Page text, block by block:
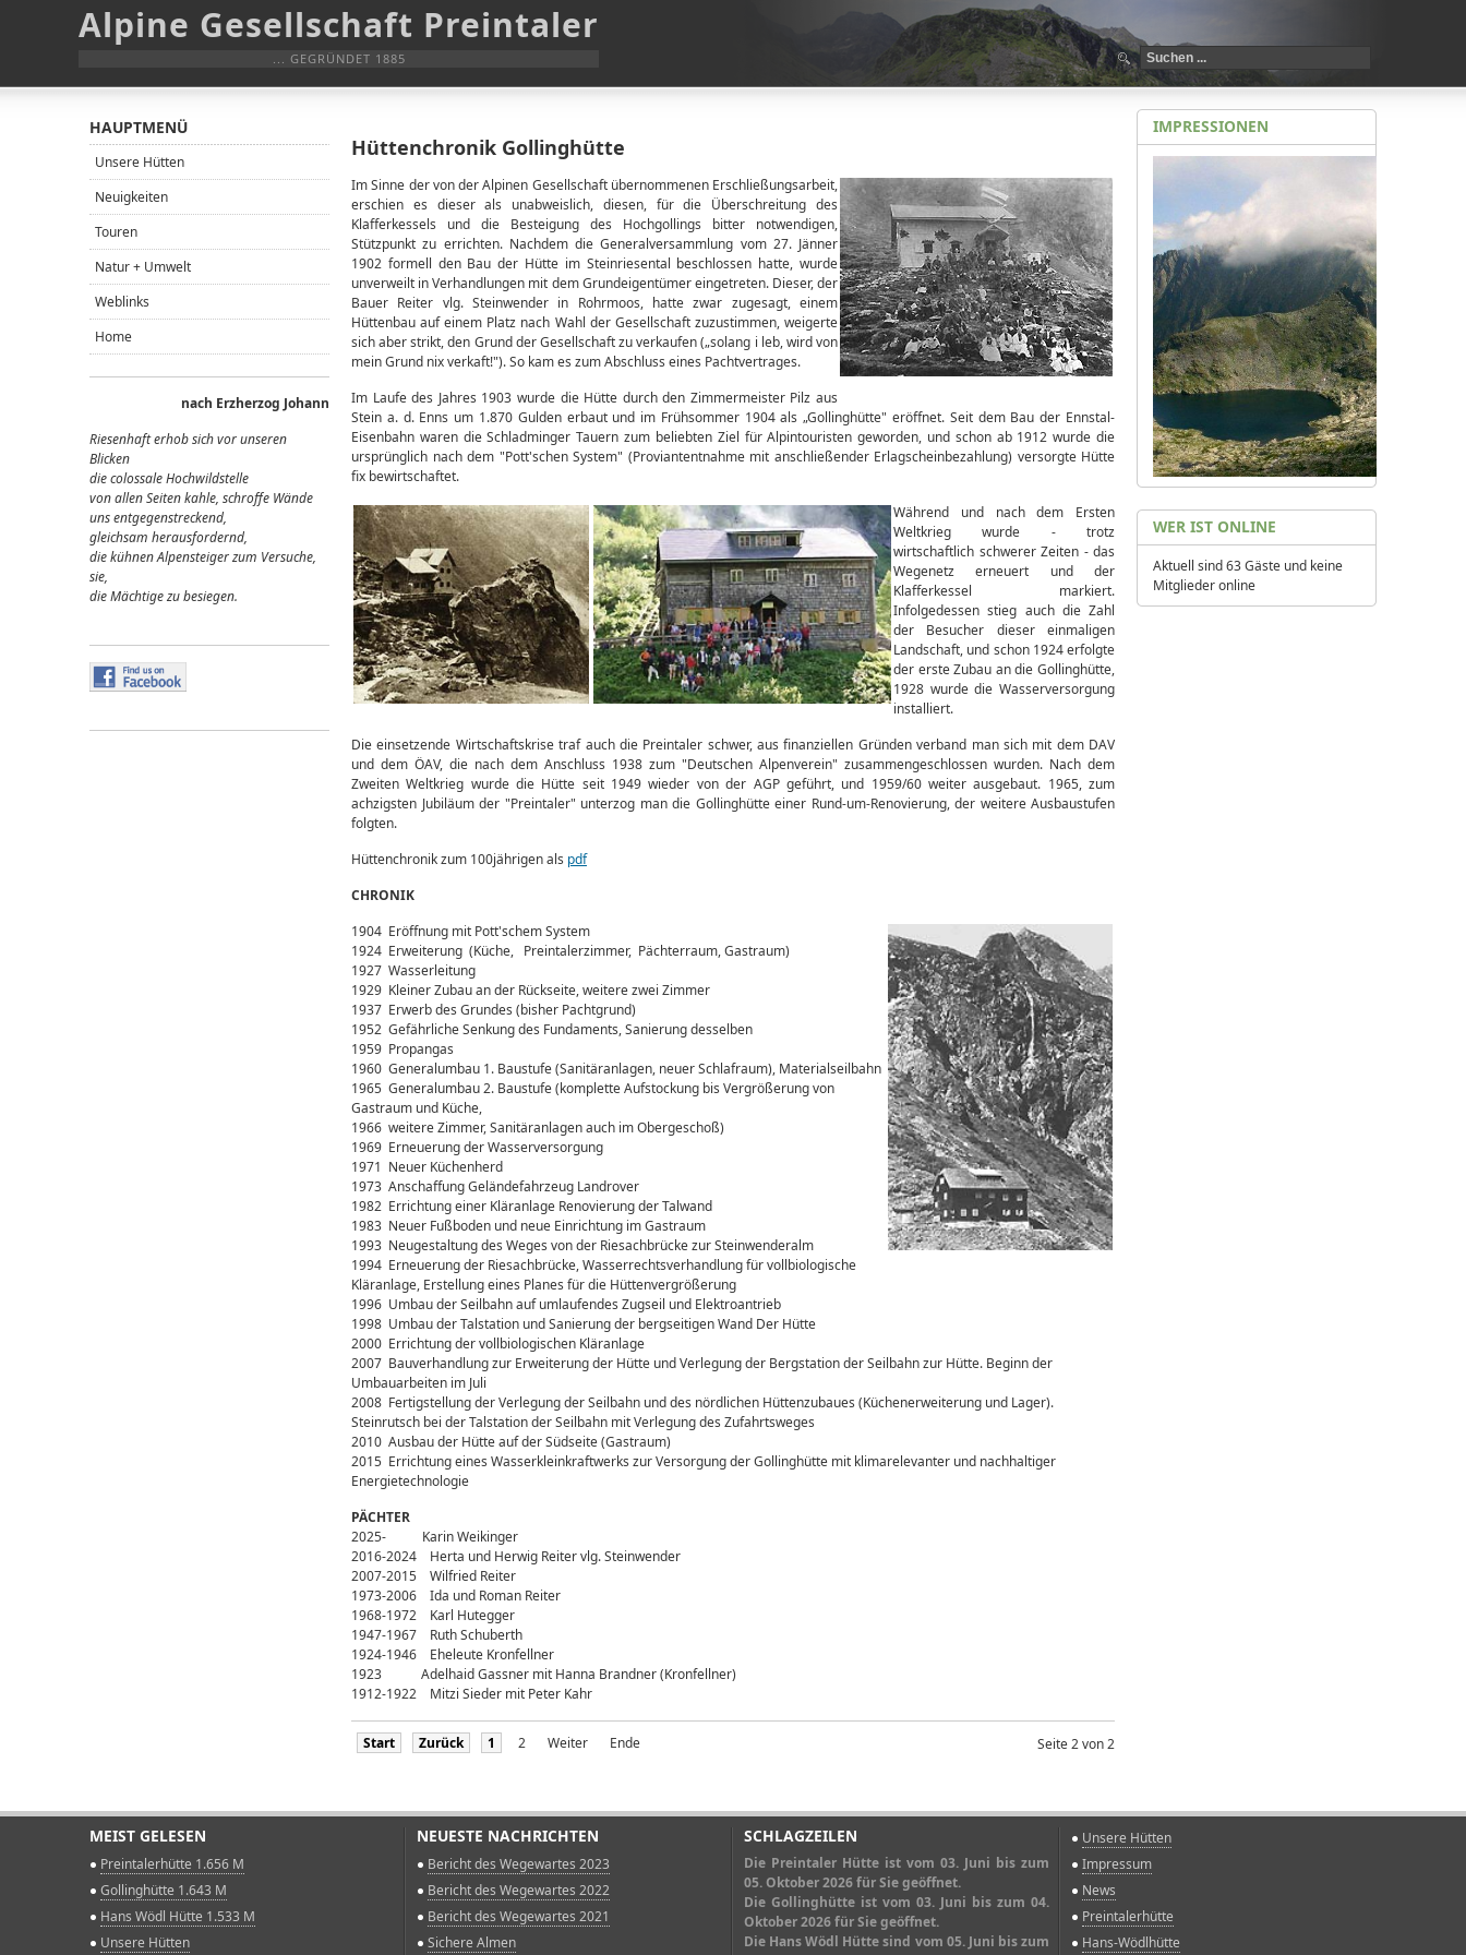
Alpine Gesellschaft Preintaler
... GEGRÜNDET 1885
Hüttenchronik Gollinghütte
Im Sinne der von der Alpinen Gesellschaft übernommenen Erschließungsarbeit,
erschien es dieser als unabweislich, diesen, für die Überschreitung des
Klafferkessels und die Besteigung des Hochgollings bitter notwendigen,
Stützpunkt zu errichten. Nachdem die Generalversammlung vom 27. Jänner
1902 formell den Bau der Hütte im Steinriesental beschlossen hatte, wurde
unverweilt in Verhandlungen mit dem Grundeigentümer eingetreten. Dieser, der
Bauer Reiter vlg. Steinwender in Rohrmoos, hatte zwar zugesagt, einem
Hüttenbau auf einem Platz nach Wahl der Gesellschaft zuzustimmen, weigerte
sich aber strikt, den Grund der Gesellschaft zu verkaufen („solang i leb, wird von
mein Grund nix verkaft!"). So kam es zum Abschluss eines Pachtvertrages.
Im Laufe des Jahres 1903 wurde die Hütte durch den Zimmermeister Pilz aus
Stein a. d. Enns um 1.870 Gulden erbaut und im Frühsommer 1904 als „Gollinghütte" eröffnet. Seit dem Bau der Ennstal-
Eisenbahn waren die Schladminger Tauern zum beliebten Ziel für Alpintouristen geworden, und schon ab 1912 wurde die
ursprünglich nach dem "Pott'schen System" (Proviantentnahme mit anschließender Erlagscheinbezahlung) versorgte Hütte
fix bewirtschaftet.
Während und nach dem Ersten
Weltkrieg wurde - trotz
wirtschaftlich schwerer Zeiten - das
Wegenetz erneuert und der
Klafferkessel markiert.
Infolgedessen stieg auch die Zahl
der Besucher dieser einmaligen
Landschaft, und schon 1924 erfolgte
der erste Zubau an die Gollinghütte,
1928 wurde die Wasserversorgung
installiert.
Die einsetzende Wirtschaftskrise traf auch die Preintaler schwer, aus finanziellen Gründen verband man sich mit dem DAV
und dem ÖAV, die nach dem Anschluss 1938 zum "Deutschen Alpenverein" zusammengeschlossen wurden. Nach dem
Zweiten Weltkrieg wurde die Hütte seit 1949 wieder von der AGP geführt, und 1959/60 weiter ausgebaut. 1965, zum
achzigsten Jubiläum der "Preintaler" unterzog man die Gollinghütte einer Rund-um-Renovierung, der weitere Ausbaustufen
folgten.
Hüttenchronik zum 100jährigen als pdf
CHRONIK
1904 Eröffnung mit Pott'schem System
1924 Erweiterung (Küche, Preintalerzimmer, Pächterraum, Gastraum)
1927 Wasserleitung
1929 Kleiner Zubau an der Rückseite, weitere zwei Zimmer
1937 Erwerb des Grundes (bisher Pachtgrund)
1952 Gefährliche Senkung des Fundaments, Sanierung desselben
1959 Propangas
1960 Generalumbau 1. Baustufe (Sanitäranlagen, neuer Schlafraum), Materialseilbahn
1965 Generalumbau 2. Baustufe (komplette Aufstockung bis Vergrößerung von
Gastraum und Küche,
1966 weitere Zimmer, Sanitäranlagen auch im Obergeschoß)
1969 Erneuerung der Wasserversorgung
1971 Neuer Küchenherd
1973 Anschaffung Geländefahrzeug Landrover
1982 Errichtung einer Kläranlage Renovierung der Talwand
1983 Neuer Fußboden und neue Einrichtung im Gastraum
1993 Neugestaltung des Weges von der Riesachbrücke zur Steinwenderalm
1994 Erneuerung der Riesachbrücke, Wasserrechtsverhandlung für vollbiologische
Kläranlage, Erstellung eines Planes für die Hüttenvergrößerung
1996 Umbau der Seilbahn auf umlaufendes Zugseil und Elektroantrieb
1998 Umbau der Talstation und Sanierung der bergseitigen Wand Der Hütte
2000 Errichtung der vollbiologischen Kläranlage
2007 Bauverhandlung zur Erweiterung der Hütte und Verlegung der Bergstation der Seilbahn zur Hütte. Beginn der
Umbauarbeiten im Juli
2008 Fertigstellung der Verlegung der Seilbahn und des nördlichen Hüttenzubaues (Küchenerweiterung und Lager).
Steinrutsch bei der Talstation der Seilbahn mit Verlegung des Zufahrtsweges
2010 Ausbau der Hütte auf der Südseite (Gastraum)
2015 Errichtung eines Wasserkleinkraftwerks zur Versorgung der Gollinghütte mit klimarelevanter und nachhaltiger
Energietechnologie
PÄCHTER
2025- Karin Weikinger
2016-2024 Herta und Herwig Reiter vlg. Steinwender
2007-2015 Wilfried Reiter
1973-2006 Ida und Roman Reiter
1968-1972 Karl Hutegger
1947-1967 Ruth Schuberth
1924-1946 Eheleute Kronfellner
1923 Adelhaid Gassner mit Hanna Brandner (Kronfellner)
1912-1922 Mitzi Sieder mit Peter Kahr
Seite 2 von 2
Start Zurück 1 2 Weiter Ende
HAUPTMENÜ
Unsere Hütten
Neuigkeiten
Touren
Natur + Umwelt
Weblinks
Home
nach Erzherzog Johann
Riesenhaft erhob sich vor unseren
Blicken
die colossale Hochwildstelle
von allen Seiten kahle, schroffe Wände
uns entgegenstreckend,
gleichsam herausfordernd,
die kühnen Alpensteiger zum Versuche,
sie,
die Mächtige zu besiegen.
IMPRESSIONEN
WER IST ONLINE
Aktuell sind 63 Gäste und keine
Mitglieder online
MEIST GELESEN
Preintalerhütte 1.656 M
Gollinghütte 1.643 M
Hans Wödl Hütte 1.533 M
Unsere Hütten
NEUESTE NACHRICHTEN
Bericht des Wegewartes 2023
Bericht des Wegewartes 2022
Bericht des Wegewartes 2021
Sichere Almen
SCHLAGZEILEN
Die Preintaler Hütte ist vom 03. Juni bis zum
05. Oktober 2026 für Sie geöffnet.
Die Gollinghütte ist vom 03. Juni bis zum 04.
Oktober 2026 für Sie geöffnet.
Die Hans Wödl Hütte sind vom 05. Juni bis zum
Unsere Hütten
Impressum
News
Preintalerhütte
Hans-Wödlhütte